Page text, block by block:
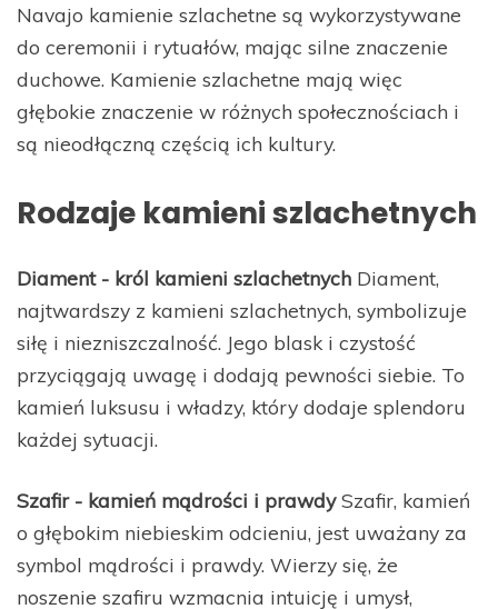
Navajo kamienie szlachetne są wykorzystywane
do ceremonii i rytuałów, mając silne znaczenie
duchowe. Kamienie szlachetne mają więc
głębokie znaczenie w różnych społecznościach i
są nieodłączną częścią ich kultury.
Rodzaje kamieni szlachetnych
Diament - król kamieni szlachetnych Diament,
najtwardszy z kamieni szlachetnych, symbolizuje
siłę i niezniszczalność. Jego blask i czystość
przyciągają uwagę i dodają pewności siebie. To
kamień luksusu i władzy, który dodaje splendoru
każdej sytuacji.
Szafir - kamień mądrości i prawdySzafir, kamień
o głębokim niebieskim odcieniu, jest uważany za
symbol mądrości i prawdy. Wierzy się, że
noszenie szafiru wzmacnia intuicję i umysł,